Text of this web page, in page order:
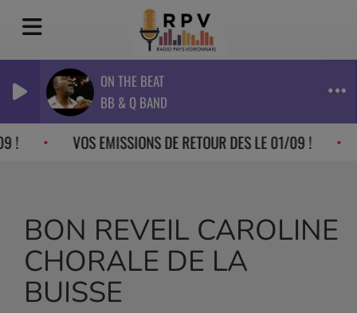
ON THE BEAT
BB & Q BAND
! VOS EMISSIONS DE RETOUR DES LE 01/09 !
BON REVEIL CAROLINE
CHORALE DE LA
BUISSE